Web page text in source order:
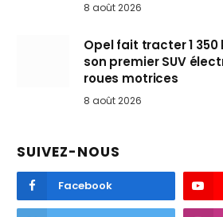
8 août 2026
Opel fait tracter 1
son premier SUV
roues motrices
8 août 2026
SUIVEZ-NOUS
Facebook